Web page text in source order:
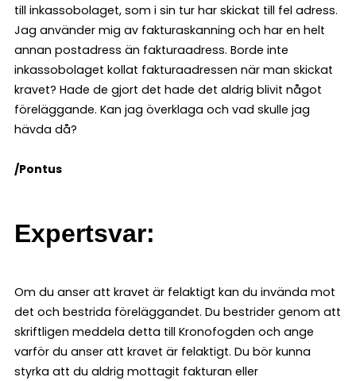
till inkassobolaget, som i sin tur har skickat till fel adress.
Jag använder mig av fakturaskanning och har en helt
annan postadress än fakturaadress. Borde inte
inkassobolaget kollat fakturaadressen när man skickat
kravet? Hade de gjort det hade det aldrig blivit något
föreläggande. Kan jag överklaga och vad skulle jag
hävda då?
/Pontus
Expertsvar:
Om du anser att kravet är felaktigt kan du invända mot
det och bestrida föreläggandet. Du bestrider genom att
skriftligen meddela detta till Kronofogden och ange
varför du anser att kravet är felaktigt. Du bör kunna
styrka att du aldrig mottagit fakturan eller